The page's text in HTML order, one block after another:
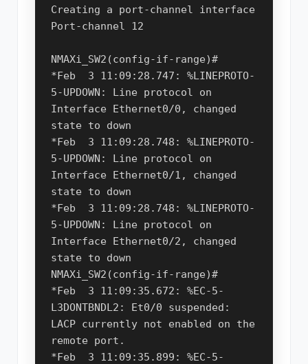
Creating a port-channel interface
Port-channel 12
NMAXi_SW2(config-if-range)#
*Feb  3 11:09:28.747: %LINEPROTO-
5-UPDOWN: Line protocol on
Interface Ethernet0/0, changed
state to down
*Feb  3 11:09:28.748: %LINEPROTO-
5-UPDOWN: Line protocol on
Interface Ethernet0/1, changed
state to down
*Feb  3 11:09:28.748: %LINEPROTO-
5-UPDOWN: Line protocol on
Interface Ethernet0/2, changed
state to down
NMAXi_SW2(config-if-range)#
*Feb  3 11:09:35.672: %EC-5-
L3DONTBNDL2: Et0/0 suspended:
LACP currently not enabled on the
remote port.
*Feb  3 11:09:35.899: %EC-5-